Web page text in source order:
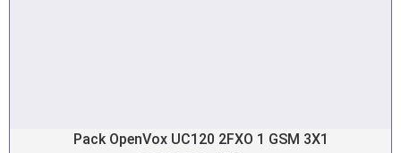
Pack OpenVox UC120 2FXO 1 GSM 3X1